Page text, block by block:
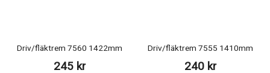
Driv/fläktrem 7560 1422mm
245 kr
Driv/fläktrem 7555 1410mm
240 kr